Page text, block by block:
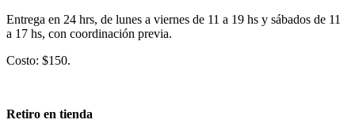
Entrega en 24 hrs, de lunes a viernes de 11 a 19 hs y sábados de 11
a 17 hs, con coordinación previa.
Costo: $150.
Retiro en tienda